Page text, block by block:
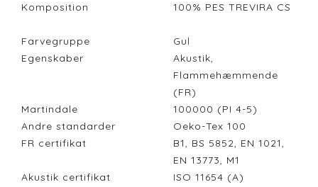
Komposition
100% PES TREVIRA CS
Farvegruppe
Gul
Egenskaber
Akustik,
Flammehæmmende
(FR)
Martindale
100000 (PI 4-5)
Andre standarder
Oeko-Tex 100
FR certifikat
B1, BS 5852, EN 1021,
EN 13773, M1
Akustik certifikat
ISO 11654 (A)